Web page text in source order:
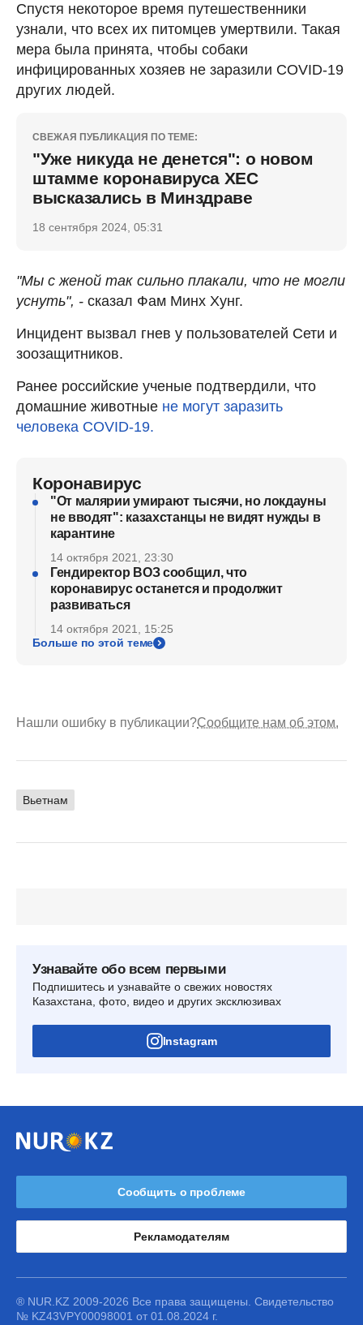
Спустя некоторое время путешественники
узнали, что всех их питомцев умертвили. Такая
мера была принята, чтобы собаки
инфицированных хозяев не заразили COVID-19
других людей.
СВЕЖАЯ ПУБЛИКАЦИЯ ПО ТЕМЕ:
"Уже никуда не денется": о новом
штамме коронавируса ХЕС
высказались в Минздраве
18 сентября 2024, 05:31
"Мы с женой так сильно плакали, что не могли
уснуть", - сказал Фам Минх Хунг.
Инцидент вызвал гнев у пользователей Сети и
зоозащитников.
Ранее российские ученые подтвердили, что
домашние животные не могут заразить
человека COVID-19.
Коронавирус
"От малярии умирают тысячи, но локдауны
не вводят": казахстанцы не видят нужды в
карантине
14 октября 2021, 23:30
Гендиректор ВОЗ сообщил, что
коронавирус останется и продолжит
развиваться
14 октября 2021, 15:25
Больше по этой теме
Нашли ошибку в публикации?Сообщите нам об этом.
Вьетнам
Узнавайте обо всем первыми
Подпишитесь и узнавайте о свежих новостях
Казахстана, фото, видео и других эксклюзивах
Instagram
Сообщить о проблеме
Рекламодателям
® NUR.KZ 2009-2026 Все права защищены. Свидетельство
№ KZ43VPY00098001 от 01.08.2024 г.